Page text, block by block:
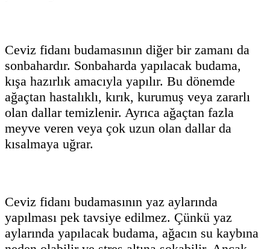
Ceviz fidanı budamasının diğer bir zamanı da
sonbahardır. Sonbaharda yapılacak budama,
kışa hazırlık amacıyla yapılır. Bu dönemde
ağaçtan hastalıklı, kırık, kurumuş veya zararlı
olan dallar temizlenir. Ayrıca ağaçtan fazla
meyve veren veya çok uzun olan dallar da
kısalmaya uğrar.
Ceviz fidanı budamasının yaz aylarında
yapılması pek tavsiye edilmez. Çünkü yaz
aylarında yapılacak budama, ağacın su kaybına